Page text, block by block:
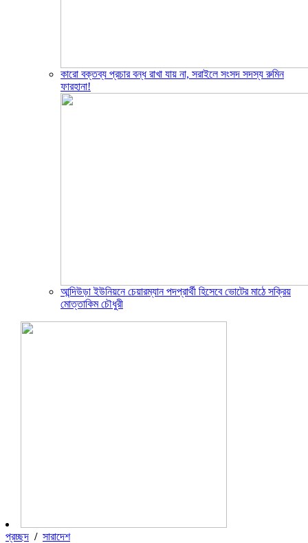
‎কারো বক্তব্য প্রচার বন্ধ রাখা যায় না, সরাইলে সংসদ সদস্য রুমিন
ফারহানা!
আন্দিউড়া ইউনিয়নে চেয়ারম্যান পদপ্রার্থী হিসেবে ভোটের মাঠে সক্রিয়
মোত্তাকিম চৌধুরী
প্রচ্ছদ / সারাদেশ